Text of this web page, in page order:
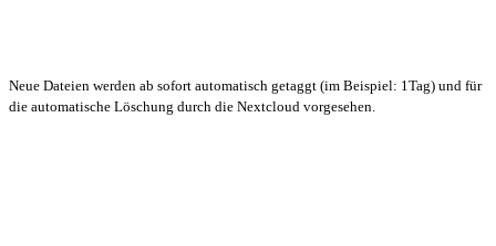
Neue Dateien werden ab sofort automatisch getaggt (im Beispiel: 1Tag) und für
die automatische Löschung durch die Nextcloud vorgesehen.